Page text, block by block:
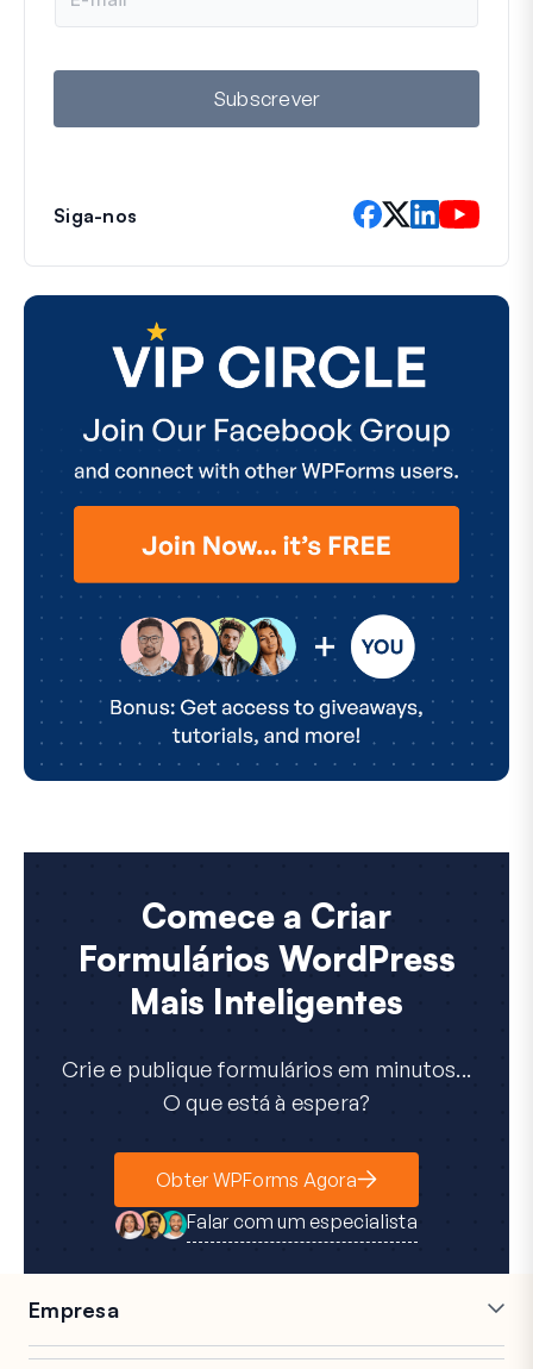
a
l
Subscrever
Siga-nos
Comece a Criar
Formulários WordPress
Mais Inteligentes
Crie e publique formulários em minutos...
O que está à espera?
Obter WPForms Agora
Falar com um especialista
Empresa
Carreiras
Afiliados